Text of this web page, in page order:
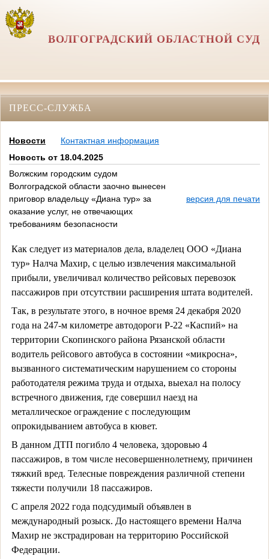
ВОЛГОГРАДСКИЙ ОБЛАСТНОЙ СУД
ПРЕСС-СЛУЖБА
Новости
Контактная информация
Новость от 18.04.2025
Волжским городским судом
Волгоградской области заочно вынесен
приговор владельцу «Диана тур» за
оказание услуг, не отвечающих
требованиям безопасности
версия для печати
Как следует из материалов дела, владелец ООО «Диана
тур» Налча Махир, с целью извлечения максимальной
прибыли, увеличивал количество рейсовых перевозок
пассажиров при отсутствии расширения штата водителей.
Так, в результате этого, в ночное время 24 декабря 2020
года на 247-м километре автодороги Р-22 «Каспий» на
территории Скопинского района Рязанской области
водитель рейсового автобуса в состоянии «микросна»,
вызванного систематическим нарушением со стороны
работодателя режима труда и отдыха, выехал на полосу
встречного движения, где совершил наезд на
металлическое ограждение с последующим
опрокидыванием автобуса в кювет.
В данном ДТП погибло 4 человека, здоровью 4
пассажиров, в том числе несовершеннолетнему, причинен
тяжкий вред. Телесные повреждения различной степени
тяжести получили 18 пассажиров.
С апреля 2022 года подсудимый объявлен в
международный розыск. До настоящего времени Налча
Махир не экстрадирован на территорию Российской
Федерации.